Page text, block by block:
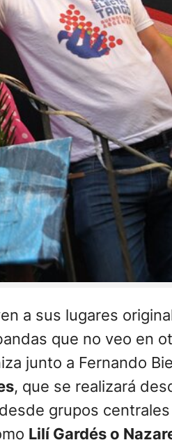
a sus lugares
que no veo en
junto a Fernando
, que se realizará
grupos
Lilí Gardés o